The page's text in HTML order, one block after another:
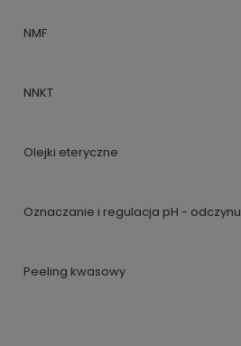
NMF
NNKT
Olejki eteryczne
Oznaczanie i regulacja pH - odczynu
Peeling kwasowy